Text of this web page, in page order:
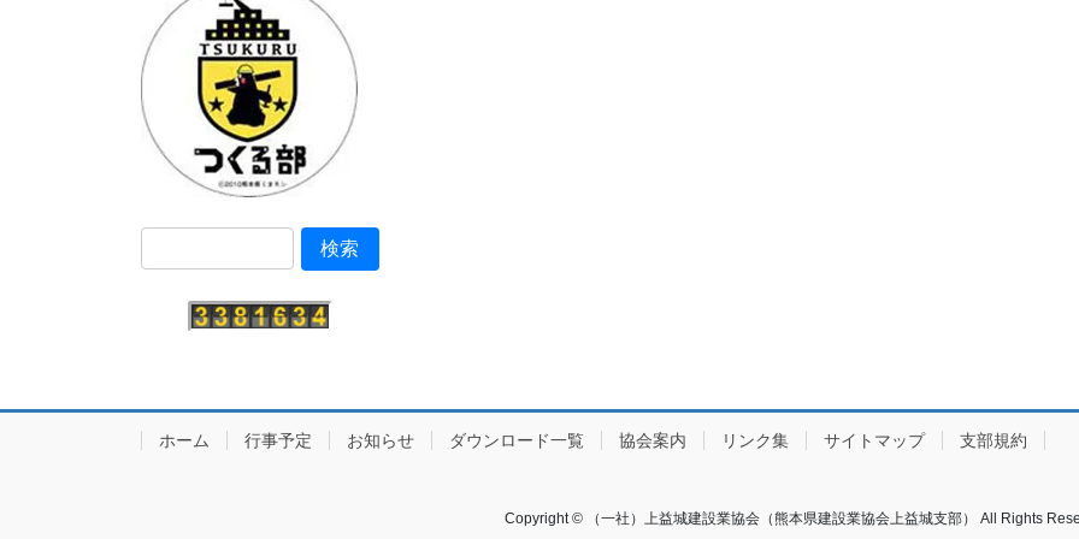
ホーム 行事予定 お知らせ ダウンロード一覧 協会案内 リンク集 サイトマップ 支部規約
Copyright © （一社）上益城建設業協会（熊本県建設業協会上益城支部） All Rights